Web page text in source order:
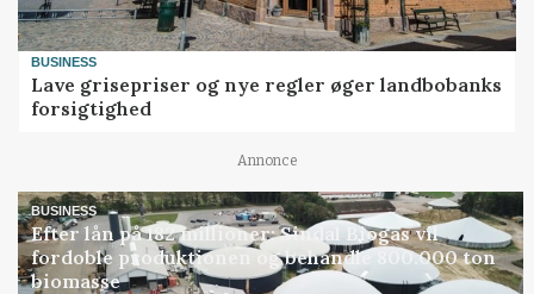
BUSINESS
Lave grisepriser og nye regler øger landbobanks
forsigtighed
Annonce
BUSINESS
Efter lån på 182 millioner: Sindal Biogas vil
fordoble produktionen og behandle 800.000 ton
biomasse